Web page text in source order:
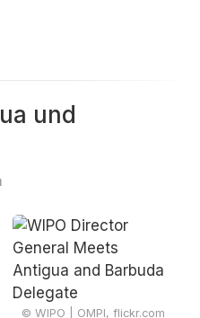
und
© WIPO | OMPI, flickr.com